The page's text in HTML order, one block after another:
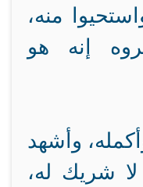
منه،
إنه هو
وأشهد
لا شريك له،